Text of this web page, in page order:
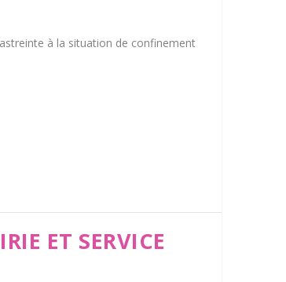
à la situation de confinement
ET SERVICE